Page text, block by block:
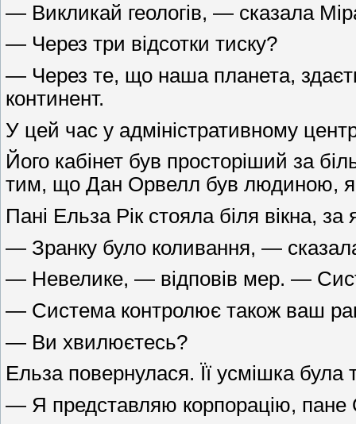
— Викликай геологів, — сказала
— Через три відсотки тиску?
— Через те, що наша планета,
континент.
У цей час у адміністративному
Його кабінет був просторіший за
тим, що Дан Орвелл був людиною, яка
Пані Ельза Рік стояла біля вікна,
— Зранку було коливання, —
— Невелике, — відповів мер. —
— Система контролює також ваш
— Ви хвилюєтесь?
Ельза повернулася. Її усмішка
— Я представляю корпорацію,